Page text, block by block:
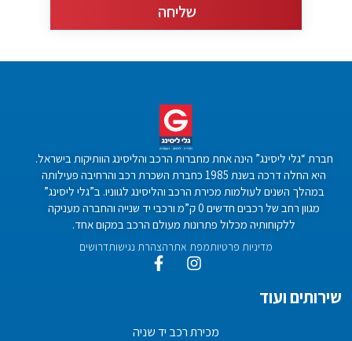
חברת “גלי ליסינג” הינה אחת מחברות הרכב והליסינג הוותיקות בישראל.
היא החלה דרכה בשנת 1985 כחברת השכרת רכב והרחיבה פעילותה
במהלך השנים לעולמות מכירת הרכב והליסינג לגווניו. ב”גלי ליסינג”
מגוון רחב של רכבים חדשים 0 ק”מ ורכבי יד שנייה והחברה מעניקה
ללקוחותיה מכלול פתרונות מעולם הרכב במקום אחד.
מדיניות פרטיותמפת אתרהצהרת נגישותדרושים
שירותים ועוד
מכירת רכב יד שניה